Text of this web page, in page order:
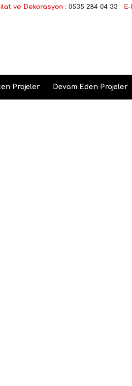
ve Dekorasyon : 0535 284 04 33
Projeler Devam Eden Projeler